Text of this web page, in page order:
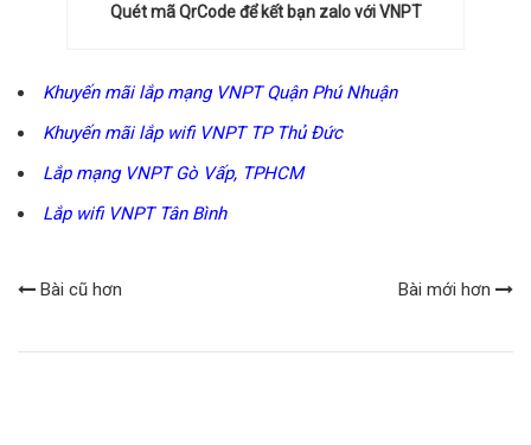
Quét mã QrCode để kết bạn zalo với VNPT
Khuyến mãi lắp mạng VNPT Quận Phú Nhuận
Khuyến mãi lắp wifi VNPT TP Thủ Đức
Lắp mạng VNPT Gò Vấp, TPHCM
Lắp wifi VNPT Tân Bình
Bài cũ hơn Bài mới hơn